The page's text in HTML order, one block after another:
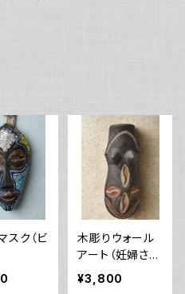
スク（ビ
木彫りウォール
アート（妊婦さん
①）
¥3,800